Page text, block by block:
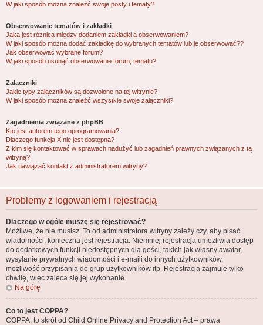
W jaki sposób można znaleźć swoje posty i tematy?
Obserwowanie tematów i zakładki
Jaka jest różnica między dodaniem zakładki a obserwowaniem?
W jaki sposób można dodać zakładkę do wybranych tematów lub je obserwować??
Jak obserwować wybrane forum?
W jaki sposób usunąć obserwowanie forum, tematu?
Załączniki
Jakie typy załączników są dozwolone na tej witrynie?
W jaki sposób można znaleźć wszystkie swoje załączniki?
Zagadnienia związane z phpBB
Kto jest autorem tego oprogramowania?
Dlaczego funkcja X nie jest dostępna?
Z kim się kontaktować w sprawach nadużyć lub zagadnień prawnych związanych z tą
witryną?
Jak nawiązać kontakt z administratorem witryny?
Problemy z logowaniem i rejestracją
Dlaczego w ogóle muszę się rejestrować?
Możliwe, że nie musisz. To od administratora witryny zależy czy, aby pisać
wiadomości, konieczna jest rejestracja. Niemniej rejestracja umożliwia dostęp
do dodatkowych funkcji niedostępnych dla gości, takich jak własny awatar,
wysyłanie prywatnych wiadomości i e-maili do innych użytkowników,
możliwość przypisania do grup użytkowników itp. Rejestracja zajmuje tylko
chwilę, więc zaleca się jej wykonanie.
Na górę
Co to jest COPPA?
COPPA, to skrót od Child Online Privacy and Protection Act – prawa